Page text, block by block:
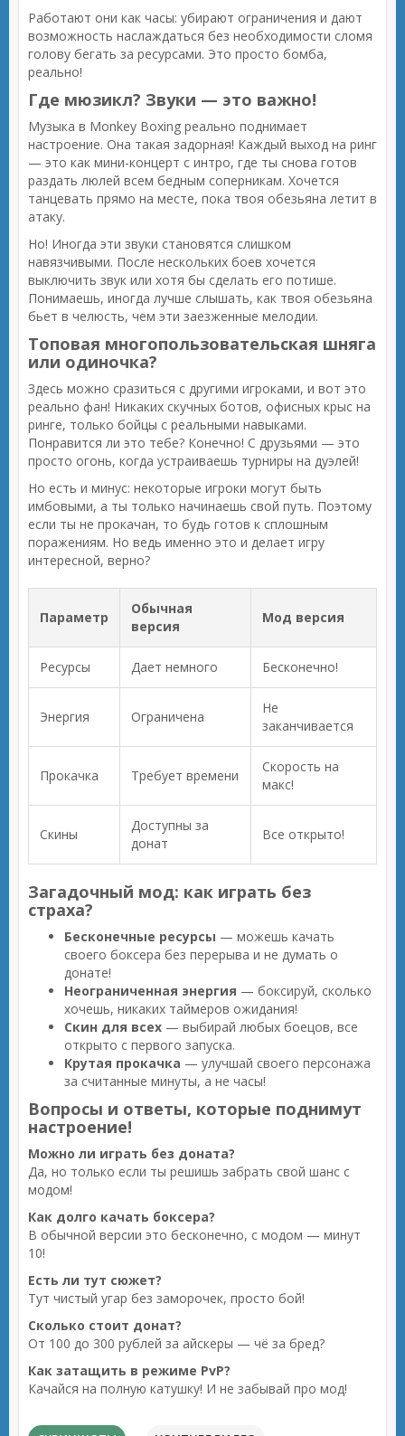
Работают они как часы: убирают ограничения и дают
возможность наслаждаться без необходимости сломя
голову бегать за ресурсами. Это просто бомба,
реально!
Где мюзикл? Звуки — это важно!
Музыка в Monkey Boxing реально поднимает
настроение. Она такая задорная! Каждый выход на ринг
— это как мини-концерт с интро, где ты снова готов
раздать люлей всем бедным соперникам. Хочется
танцевать прямо на месте, пока твоя обезьяна летит в
атаку.
Но! Иногда эти звуки становятся слишком
навязчивыми. После нескольких боев хочется
выключить звук или хотя бы сделать его потише.
Понимаешь, иногда лучше слышать, как твоя обезьяна
бьет в челюсть, чем эти заезженные мелодии.
Топовая многопользовательская шняга
или одиночка?
Здесь можно сразиться с другими игроками, и вот это
реально фан! Никаких скучных ботов, офисных крыс на
ринге, только бойцы с реальными навыками.
Понравится ли это тебе? Конечно! С друзьями — это
просто огонь, когда устраиваешь турниры на дуэлей!
Но есть и минус: некоторые игроки могут быть
имбовыми, а ты только начинаешь свой путь. Поэтому
если ты не прокачан, то будь готов к сплошным
поражениям. Но ведь именно это и делает игру
интересной, верно?
Параметр
Обычная
версия
Мод версия
Ресурсы Дает немного Бесконечно!
Энергия Ограничена
Не
заканчивается
Прокачка Требует времени
Скорость на
макс!
Скины
Доступны за
донат
Все открыто!
Загадочный мод: как играть без
страха?
Бесконечные ресурсы — можешь качать
своего боксера без перерыва и не думать о
донате!
Неограниченная энергия — боксируй, сколько
хочешь, никаких таймеров ожидания!
Скин для всех — выбирай любых боецов, все
открыто с первого запуска.
Крутая прокачка — улучшай своего персонажа
за считанные минуты, а не часы!
Вопросы и ответы, которые поднимут
настроение!
Можно ли играть без доната?
Да, но только если ты решишь забрать свой шанс с
модом!
Как долго качать боксера?
В обычной версии это бесконечно, с модом — минут
10!
Есть ли тут сюжет?
Тут чистый угар без заморочек, просто бой!
Сколько стоит донат?
От 100 до 300 рублей за айскеры — чё за бред?
Как затащить в режиме PvP?
Качайся на полную катушку! И не забывай про мод!